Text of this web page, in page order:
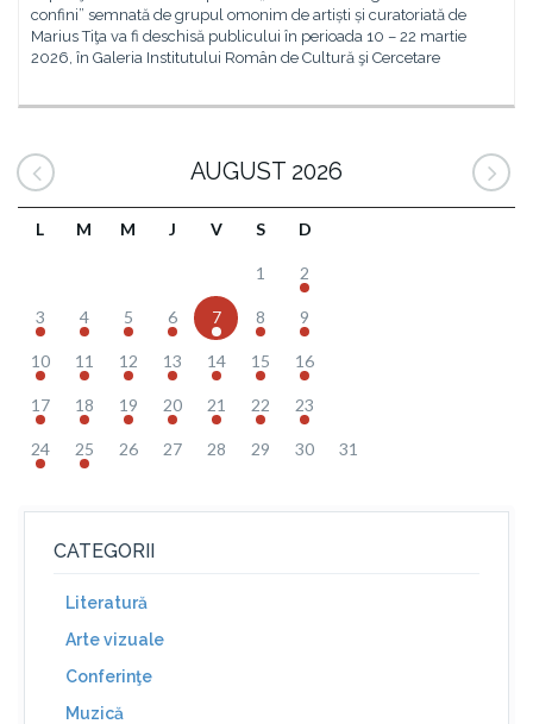
confini” semnată de grupul omonim de artiști și curatoriată de
Marius Tiţa va fi deschisă publicului în perioada 10 – 22 martie
2026, în Galeria Institutului Român de Cultură şi Cercetare
AUGUST 2026
L M M J V S D
1 2
3 4 5 6 7 8 9
10 11 12 13 14 15 16
17 18 19 20 21 22 23
24 25 26 27 28 29 30 31
CATEGORII
Literatură
Arte vizuale
Conferinţe
Muzică